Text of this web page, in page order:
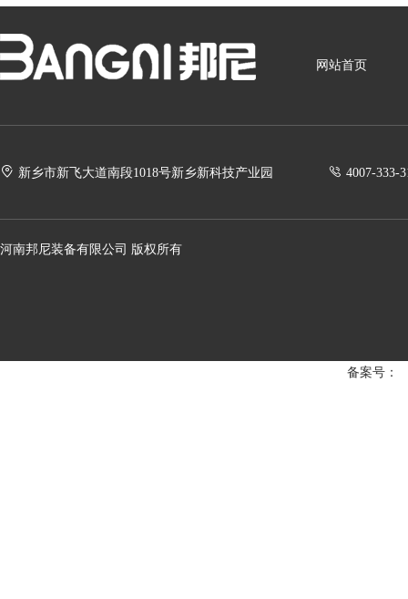
网站首页
新乡市新飞大道南段1018号新乡新科技产业园 4007-333-
河南邦尼装备有限公司 版权所有
备案号：